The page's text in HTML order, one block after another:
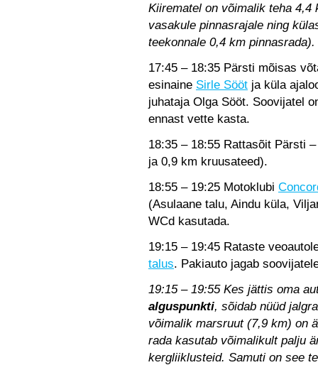
Kiirematel on võimalik teha
vasakule pinnasrajale ning
teekonnale 0,4 km pinnasrada).
17:45 – 18:35 Pärsti mõisas
esinaine Sirle Sööt ja küla
juhataja Olga Sööt. Soovijatel
ennast vette kasta.
18:35 – 18:55 Rattasõit Pärsti
ja 0,9 km kruusateed).
18:55 – 19:25 Motoklubi
(Asulaane talu, Aindu küla,
WCd kasutada.
19:15 – 19:45 Rataste
talus. Pakiauto jagab
19:15 – 19:55 Kes jättis oma
alguspunkti, sõidab nüüd
võimalik marsruut (7,9 km) on
rada kasutab võimalikult palju
kergliiklusteid. Samuti on see